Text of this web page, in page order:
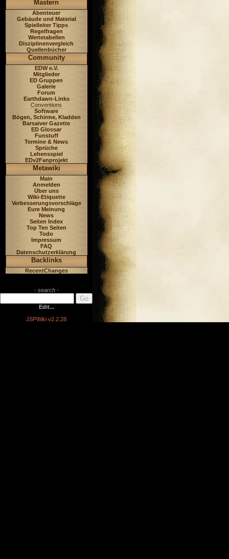
Mastern
Abenteuer
Gebäude und Material
Spielleiter Tipps
Regelfragen
Wertetabellen
Disziplinenvergleich
Quellenbücher
Community
EDW e.V.
Mitglieder
ED Gruppen
Galerie
Forum
Earthdawn-Links
Conventions
Software
Bögen, Schirme, Kladden
Barsaiver Gazette
ED Glossar
Funstuff
Termine & News
Sprüche
Lehensspiel
EDv2Fanprojekt
Metawiki
Main
Anmelden
Über uns
Wiki-Etiquette
Verbesserungsvorschläge
Eure Meinung
News
Seiten Index
Top Ten Seiten
Todo
Impressum
FAQ
Datenschutzerklärung
Backlinks
RecentChanges
- search -
Edit...
JSPWiki v2.2.28